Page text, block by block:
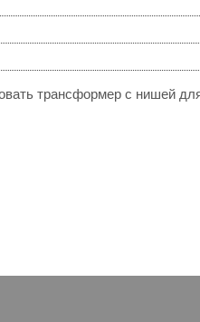
трансформер с нишей